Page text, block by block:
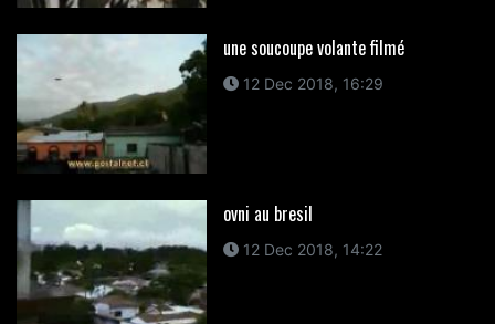
une soucoupe volante filmé
12 Dec 2018, 16:29
ovni au bresil
12 Dec 2018, 14:22